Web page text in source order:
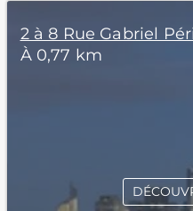
2 à 8 Rue Gabriel
À 0,77 km